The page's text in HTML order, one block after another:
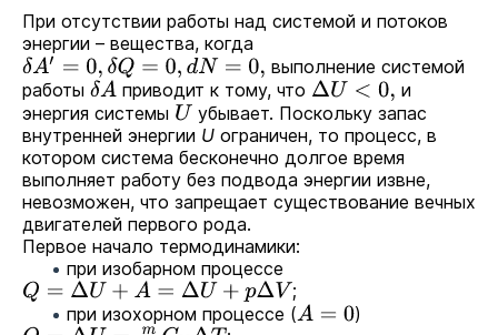
При отсутствии работы над системой и потоков
энергии – вещества, когда
δA′= 0,δ Q=0,d N= 0,
выполнение системой
работы δA приводит к тому, что ΔU< 0,
и
энергия системы U убывает. Поскольку запас
внутренней энергии U ограничен, то процесс, в
котором система бесконечно долгое время
выполняет работу без подвода энергии извне,
невозможен, что запрещает существование вечных
двигателей первого рода.
Первое начало термодинамики:
при изобарном процессе
Q= ΔU+A= ΔU+pΔV
;
при изохорном процессе (A= 0
)